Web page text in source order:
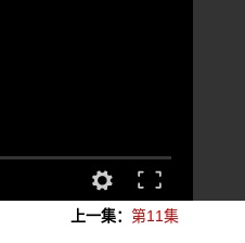
上一集： 第11集